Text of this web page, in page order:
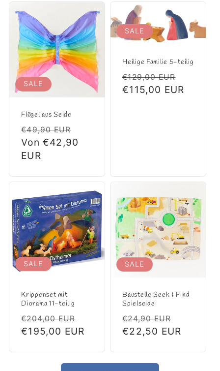
SALE
Flügel aus Seide
Normaler
Preis
€49,90 EUR
Von €42,90
EUR
SALE
Heilige Familie 5-teilig
Normaler
Preis
€129,00 EUR
€115,00 EUR
SALE
Krippenset mit
Diorama 11-teilig
Normaler
Preis
€204,00 EUR
Verkaufspreis
€195,00 EUR
SALE
Baustelle Seek & Find
Spielseide
Normaler
Preis
€24,90 EUR
€22,50 EUR